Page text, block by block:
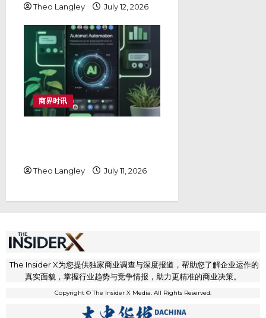
Theo Langley July 12, 2026
商界时讯
Theo Langley July 11, 2026
The Insider X为您提供独家商业调查与深度报道，帮助您了解企业运作的
真实面貌，掌握行业趋势与竞争情报，助力更精准的商业决策。
Copyright © The Insider X Media. All Rights Reserved.